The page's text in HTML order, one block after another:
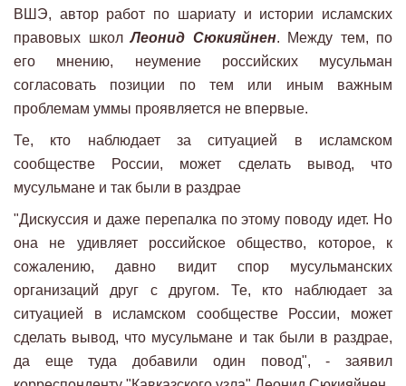
ВШЭ, автор работ по шариату и истории исламских
правовых школЛеонид Сюкияйнен. Между тем, по
его мнению, неумение российских мусульман
согласовать позиции по тем или иным важным
проблемам уммы проявляется не впервые.
Те, кто наблюдает за ситуацией в исламском
сообществе России, может сделать вывод, что
мусульмане и так были в раздрае
"Дискуссия и даже перепалка по этому поводу идет. Но
она не удивляет российское общество, которое, к
сожалению, давно видит спор мусульманских
организаций друг с другом. Те, кто наблюдает за
ситуацией в исламском сообществе России, может
сделать вывод, что мусульмане и так были в раздрае,
да еще туда добавили один повод", - заявил